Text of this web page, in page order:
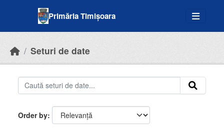
Primăria Timișoara
Seturi de date
Order by